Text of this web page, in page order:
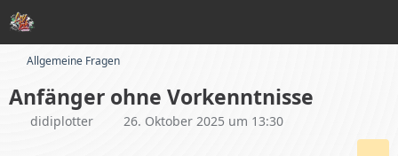
Allgemeine Fragen
Anfänger ohne Vorkenntnisse
didiplotter 26. Oktober 2025 um 13:30